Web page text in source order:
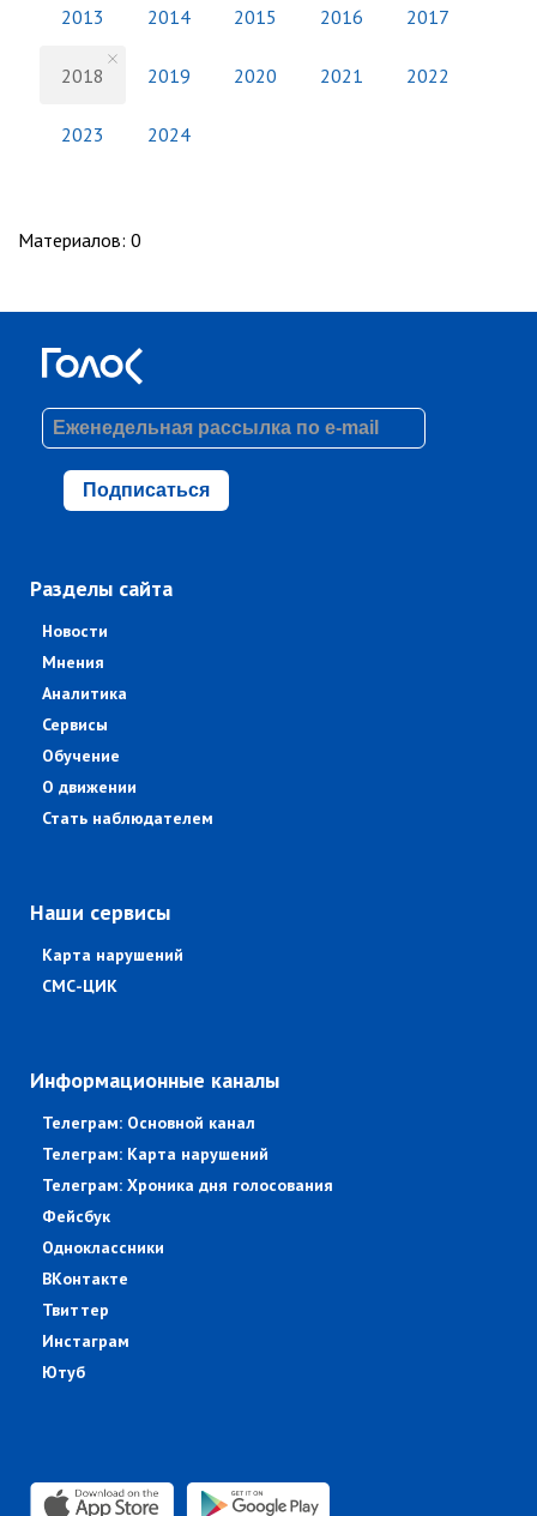
2013 2014 2015 2016 2017
2018 2019 2020 2021 2022
2023 2024
Материалов: 0
Подписаться
Разделы сайта
Новости
Мнения
Аналитика
Сервисы
Обучение
О движении
Стать наблюдателем
Наши сервисы
Карта нарушений
СМС-ЦИК
Информационные каналы
Телеграм: Основной канал
Телеграм: Карта нарушений
Телеграм: Хроника дня голосования
Фейсбук
Одноклассники
ВКонтакте
Твиттер
Инстаграм
Ютуб